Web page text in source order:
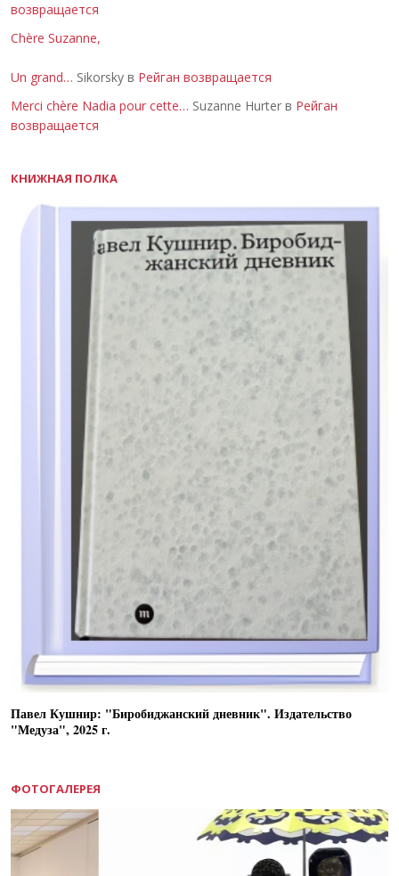
возвращается
Chère Suzanne,
Un grand… Sikorsky в Рейган возвращается
Merci chère Nadia pour cette… Suzanne Hurter в Рейган
возвращается
КНИЖНАЯ ПОЛКА
Павел Кушнир: "Биробиджанский дневник". Издательство
"Медуза", 2025 г.
ФОТОГАЛЕРЕЯ